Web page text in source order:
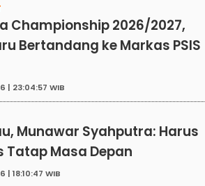
Championship 2026/2027,
Bertandang ke Markas PSIS
| 23:04:57 WIB
Munawar Syahputra: Harus
Tatap Masa Depan
18:10:47 WIB